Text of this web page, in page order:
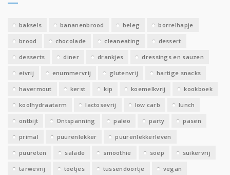
v
baksels bananenbrood beleg borrelhapje
brood chocolade cleaneating dessert
desserts diner drankjes dressings en sauzen
eivrij enummervrij glutenvrij hartige snacks
havermout kerst kip koemelkvrij kookboek
koolhydraatarm lactosevrij low carb lunch
ontbijt Ontspanning paleo party pasen
primal puurenlekker puurenlekkerleven
puureten salade smoothie soep suikervrij
tarwevrij toetjes tussendoortje vegan